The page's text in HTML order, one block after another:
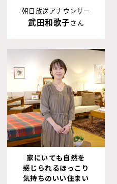
朝日放送アナウンサー
武田和歌子 さん
家にいても自然を
感じられるほっこり
気持ちのいい住まい